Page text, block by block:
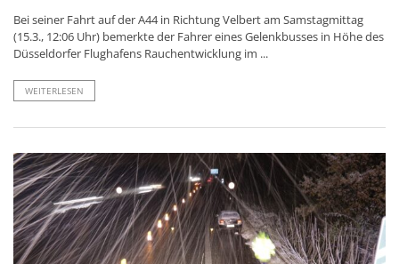
Bei seiner Fahrt auf der A44 in Richtung Velbert am Samstagmittag
(15.3., 12:06 Uhr) bemerkte der Fahrer eines Gelenkbusses in Höhe des
Düsseldorfer Flughafens Rauchentwicklung im ...
WEITERLESEN